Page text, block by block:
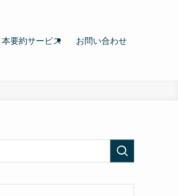
本要約サービス お問い合わせ